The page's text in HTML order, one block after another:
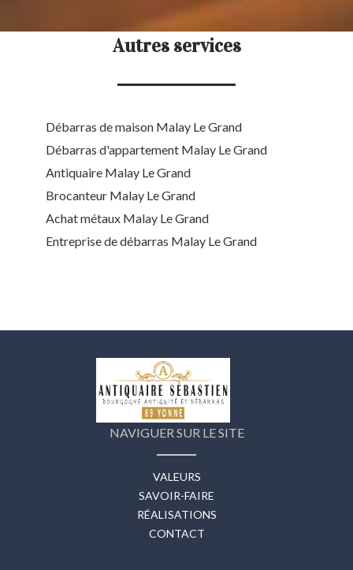
Autres services
Débarras de maison Malay Le Grand
Débarras d'appartement Malay Le Grand
Antiquaire Malay Le Grand
Brocanteur Malay Le Grand
Achat métaux Malay Le Grand
Entreprise de débarras Malay Le Grand
NAVIGUER SUR LE SITE
VALEURS
SAVOIR-FAIRE
RÉALISATIONS
CONTACT